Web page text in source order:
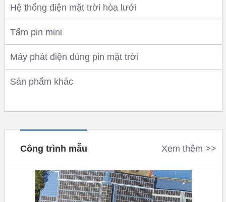
Hệ thống điện mặt trời hòa lưới
Tấm pin mini
Máy phát điện dùng pin mặt trời
Sản phẩm khác
Công trình mẫu Xem thêm >>